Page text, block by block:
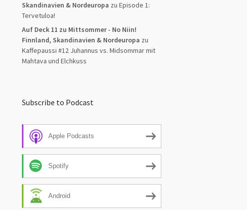
Skandinavien & Nordeuropa zu Episode 1:
Tervetuloa!
Auf Deck 11 zu Mittsommer - No Niin!
Finnland, Skandinavien & Nordeuropa zu
Kaffepaussi #12 Juhannus vs. Midsommar mit
Mahtava und Elchkuss
Subscribe to Podcast
Apple Podcasts
Spotify
Android